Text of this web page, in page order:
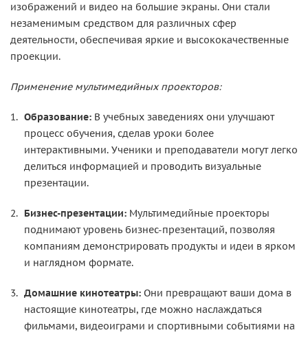
изображений и видео на большие экраны. Они стали
незаменимым средством для различных сфер
деятельности, обеспечивая яркие и высококачественные
проекции.
Применение мультимедийных проекторов:
Образование: В учебных заведениях они улучшают
процесс обучения, сделав уроки более
интерактивными. Ученики и преподаватели могут легко
делиться информацией и проводить визуальные
презентации.
Бизнес-презентации: Мультимедийные проекторы
поднимают уровень бизнес-презентаций, позволяя
компаниям демонстрировать продукты и идеи в ярком
и наглядном формате.
Домашние кинотеатры: Они превращают ваши дома в
настоящие кинотеатры, где можно наслаждаться
фильмами, видеоиграми и спортивными событиями на